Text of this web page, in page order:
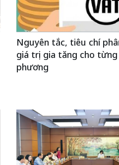
Nguyên tắc, tiêu chí
giá trị gia tăng cho
phương